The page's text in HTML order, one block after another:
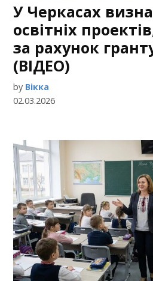
У Черкасах
освітніх
за рахунок
(ВІДЕО)
by Вікка
02.03.2026